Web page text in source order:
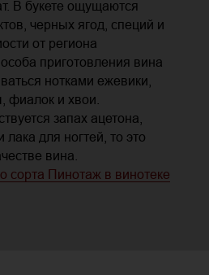
В букете ощущаются
черных ягод, специй и
от региона
приготовления вина
нотками ежевики,
фиалок и хвои.
запах ацетона,
для ногтей, то это
вина.
сорта Пинотаж в винотеке